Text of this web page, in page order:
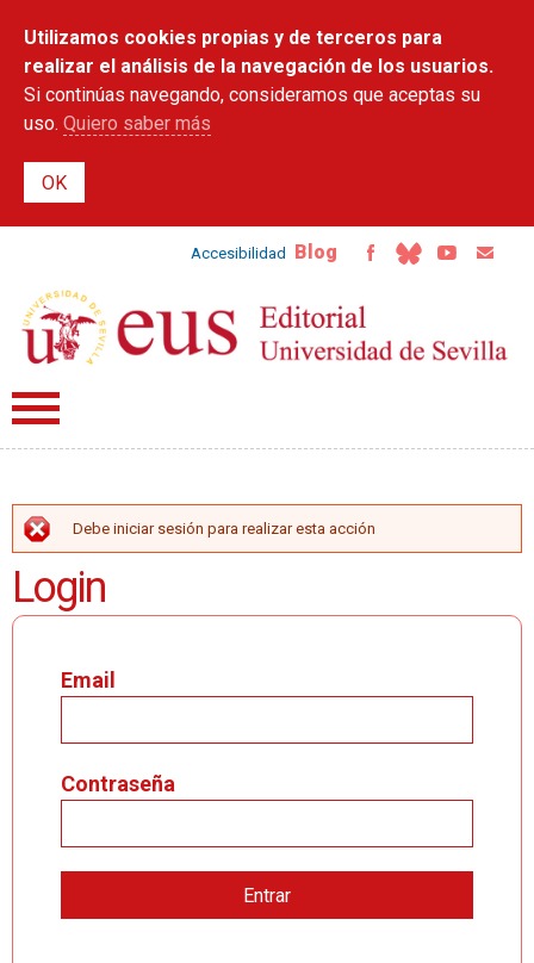
contenido
principal
Utilizamos cookies propias y de terceros para
realizar el análisis de la navegación de los usuarios.
Si continúas navegando, consideramos que aceptas su
uso. Quiero saber más
Accesibilidad Blog
MENSAJE DE ERROR
Debe iniciar sesión para realizar esta acción
Login
Email
Contraseña